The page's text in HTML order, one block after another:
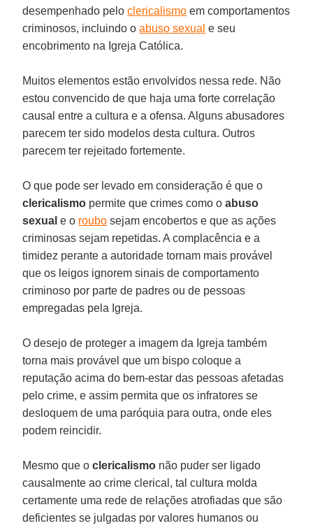
desempenhado peloclericalismo em comportamentos
criminosos, incluindo oabuso sexual e seu
encobrimento na Igreja Católica.
Muitos elementos estão envolvidos nessa rede. Não
estou convencido de que haja uma forte correlação
causal entre a cultura e a ofensa. Alguns abusadores
parecem ter sido modelos desta cultura. Outros
parecem ter rejeitado fortemente.
O que pode ser levado em consideração é que o
clericalismo permite que crimes como oabuso
sexual e o roubo sejam encobertos e que as ações
criminosas sejam repetidas. A complacência e a
timidez perante a autoridade tornam mais provável
que os leigos ignorem sinais de comportamento
criminoso por parte de padres ou de pessoas
empregadas pela Igreja.
O desejo de proteger a imagem da Igreja também
torna mais provável que um bispo coloque a
reputação acima do bem-estar das pessoas afetadas
pelo crime, e assim permita que os infratores se
desloquem de uma paróquia para outra, onde eles
podem reincidir.
Mesmo que oclericalismo não puder ser ligado
causalmente ao crime clerical, tal cultura molda
certamente uma rede de relações atrofiadas que são
deficientes se julgadas por valores humanos ou